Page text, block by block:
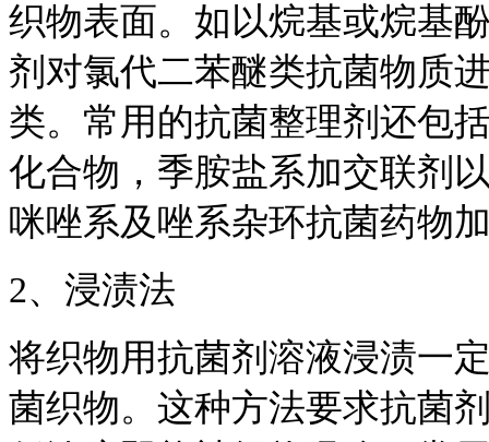
织物表面。如以烷基或烷基
剂对氯代二苯醚类抗菌物质
类。常用的抗菌整理剂还包
化合物，季胺盐系加交联剂
咪唑系及唑系杂环抗菌药物
2、浸渍法
将织物用抗菌剂溶液浸渍一
菌织物。这种方法要求抗菌